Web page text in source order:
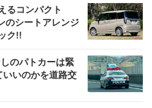
るコンパクト
シートアレンジ
ク!!
のパトカーは緊
いのかを道路交